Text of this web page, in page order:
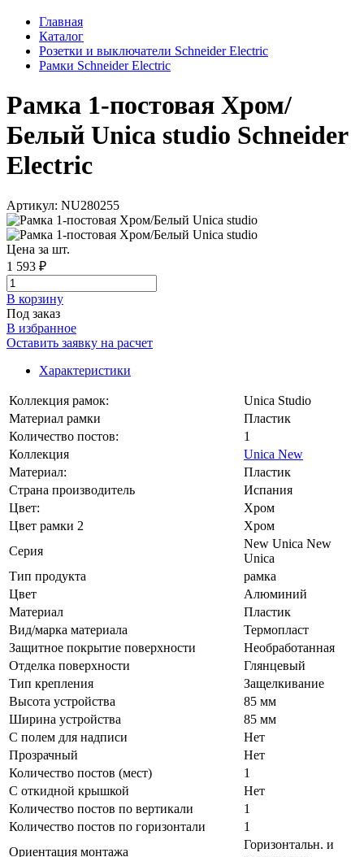
Главная
Каталог
Розетки и выключатели Schneider Electric
Рамки Schneider Electric
Рамка 1-постовая Хром/
Белый Unica studio Schneider
Electric
Артикул: NU280255
Цена за шт.
1 593 ₽
В корзинy
Под заказ
В избранное
Оставить заявку на расчет
Характеристики
Коллекция рамок:
Unica Studio
Материал рамки
Пластик
Количество постов:
1
Коллекция
Unica New
Материал:
Пластик
Страна производитель
Испания
Цвет:
Хром
Цвет рамки 2
Хром
Серия
New Unica New
Unica
Тип продукта
рамка
Цвет
Алюминий
Материал
Пластик
Вид/марка материала
Термопласт
Защитное покрытие поверхности
Необработанная
Отделка поверхности
Глянцевый
Тип крепления
Защелкивание
Высота устройства
85 мм
Ширина устройства
85 мм
С полем для надписи
Нет
Прозрачный
Нет
Количество постов (мест)
1
С откидной крышкой
Нет
Количество постов по вертикали
1
Количество постов по горизонтали
1
Ориентация монтажа
Горизонтальн. и